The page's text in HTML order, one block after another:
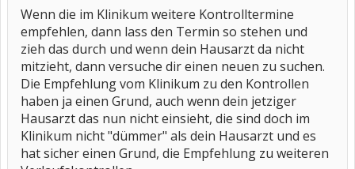
Wenn die im Klinikum weitere Kontrolltermine
empfehlen, dann lass den Termin so stehen und
zieh das durch und wenn dein Hausarzt da nicht
mitzieht, dann versuche dir einen neuen zu suchen.
Die Empfehlung vom Klinikum zu den Kontrollen
haben ja einen Grund, auch wenn dein jetziger
Hausarzt das nun nicht einsieht, die sind doch im
Klinikum nicht "dümmer" als dein Hausarzt und es
hat sicher einen Grund, die Empfehlung zu weiteren